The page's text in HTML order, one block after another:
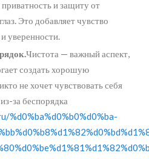
и защиту от
Это добавляет чувство
уверенности.
Чистота — важный аспект,
создать хорошую
не хочет чувствовать себя
за беспорядка
%d0%ba%d0%b0%d0%ba-